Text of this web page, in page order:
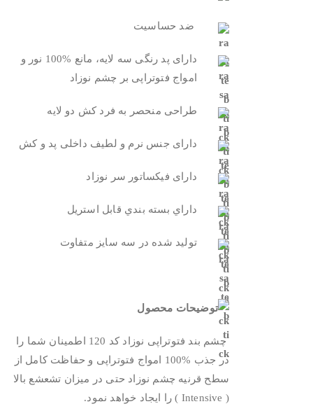
ضد حساسيت
دارای پد رنگی سه لایه، مانع %100 نور و
امواج فتوتراپی بر چشم نوزاد
طراحی منحصر به فرد کش دو لایه
دارای جنس نرم و لطیف داخلی پد و کش
دارای فیکساتور سر نوزاد
داراي بسته بندي قابل استريل
تولید شده در سه سایز متفاوت
چشم بند فتوتراپی نوزاد کد 120 اطمینان شما را
در جذب %100 امواج فتوتراپی و حفاظت کامل از
سطح قرنیه چشم نوزاد حتی در میزان تشعشع بالا
( Intensive ) را ایجاد خواهد نمود.